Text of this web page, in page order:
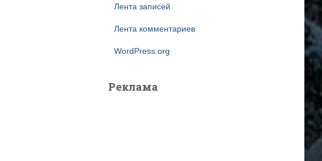
Лента записей
Лента комментариев
WordPress.org
Реклама